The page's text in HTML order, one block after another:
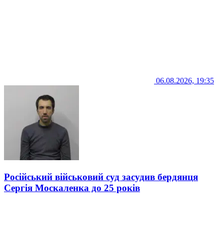
06.08.2026, 19:35
Російський військовий суд засудив бердянця
Сергія Москаленка до 25 років